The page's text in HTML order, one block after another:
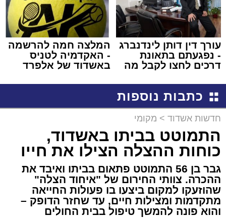
עורך דין דותן לינדנברג
- נפגעתם בתאונת
דרכים לחצו לקבל מה
המלצה חמה להרשמה
- האקדמיה לטניס
באשדוד של אלפרד
כתבות נוספות
חדשות אשדוד > מקומי
התמוטט בביתו באשדוד,
כוחות ההצלה הצילו את חייו
גבר בן 56 התמוטט פתאום בביתו ואיבד את
ההכרה. צוותי החירום של "איחוד הצלה"
שהוזעקו למקום ביצעו בו פעולות החייאה
מתקדמות ומצילות חיים, עד שחזר הדופק –
והוא פונה להמשך טיפול בבית החולים